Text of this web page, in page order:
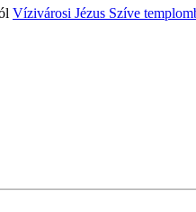
Vízivárosi Jézus Szíve